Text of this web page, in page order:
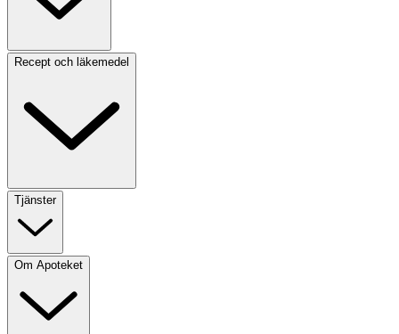
Recept och läkemedel
Tjänster
Om Apoteket